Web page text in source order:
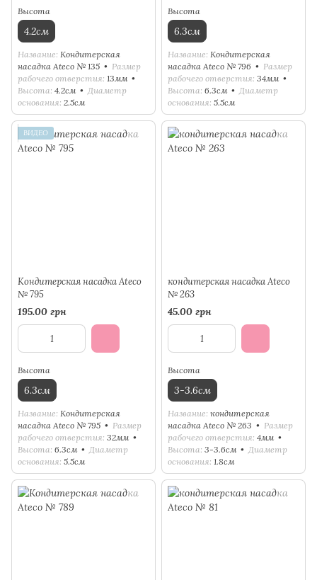
Высота
4.2см
Название Кондитерская
насадка Ateco № 135
Размер
рабочего отверстия 13мм
Высота 4.2см
Диаметр
основания 2.5см
Высота
6.3см
Название Кондитерская
насадка Ateco № 796
Размер
рабочего отверстия 34мм
Высота 6.3см
Диаметр
основания 5.5см
ВИДЕО
Кондитерская насадка Ateco
№ 795
195.00 грн
Высота
6.3см
Название Кондитерская
насадка Ateco № 795
Размер
рабочего отверстия 32мм
Высота 6.3см
Диаметр
основания 5.5см
кондитерская насадка Ateco
№ 263
45.00 грн
Высота
3-3.6см
Название кондитерская
насадка Ateco № 263
Размер
рабочего отверстия 4мм
Высота 3-3.6см
Диаметр
основания 1.8см